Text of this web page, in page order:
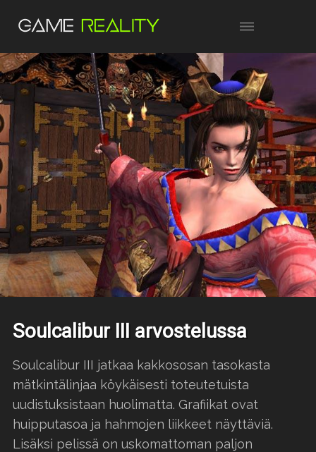
Soulcalibur III arvostelussa
Soulcalibur III jatkaa kakkososan tasokasta
mätkintälinjaa köykäisesti toteutetuista
uudistuksistaan huolimatta. Grafiikat ovat
huipputasoa ja hahmojen liikkeet näyttäviä.
Lisäksi pelissä on uskomattoman paljon